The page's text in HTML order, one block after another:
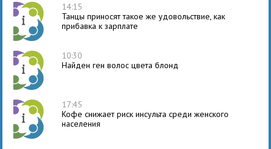
14:15
Танцы приносят такое же удовольствие, как
прибавка к зарплате
10:30
Найден ген волос цвета блонд
17:45
Кофе снижает риск инсульта среди женского
населения